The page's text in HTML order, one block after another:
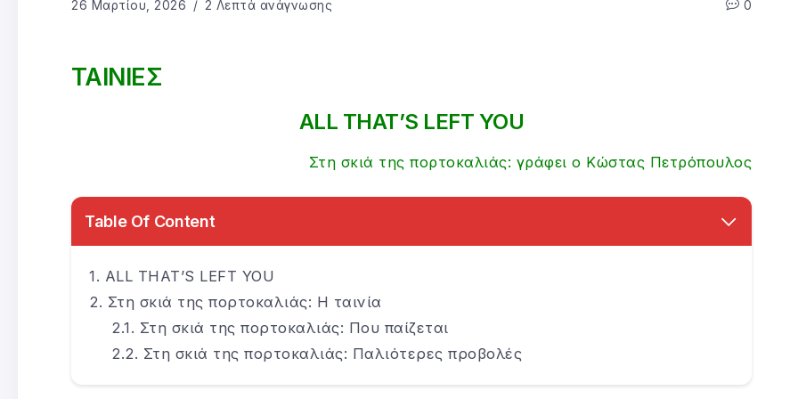
26 Μαρτίου, 2026 2 Λεπτά ανάγνωσης 0
ΤΑΙΝΙΕΣ
ALL THAT’S LEFT YOU
Στη σκιά της πορτοκαλιάς: γράφει ο Κώστας Πετρόπουλος
Table Of Content
ALL THAT’S LEFT YOU
Στη σκιά της πορτοκαλιάς: Η ταινία
Στη σκιά της πορτοκαλιάς: Που παίζεται
Στη σκιά της πορτοκαλιάς: Παλιότερες προβολές